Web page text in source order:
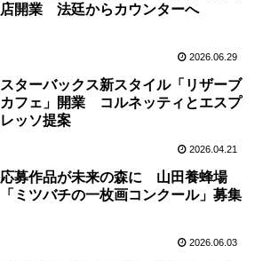
店開業 法廷からカウンターへ
2026.06.29
スターバックス新スタイル「リザーブ
カフェ」開業 コルネッティとエスプ
レッソ提案
2026.04.21
応募作品が未来の森に 山田養蜂場
「ミツバチの一枚画コンクール」募集
2026.06.03